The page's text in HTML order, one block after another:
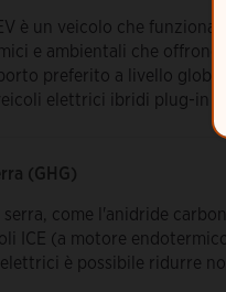
è un veicolo che funziona
e ambientali che
preferito a livello
elettrici ibridi plug-in
(GHG)
serra, come l'anidride
ICE (a motore
è possibile ridurre